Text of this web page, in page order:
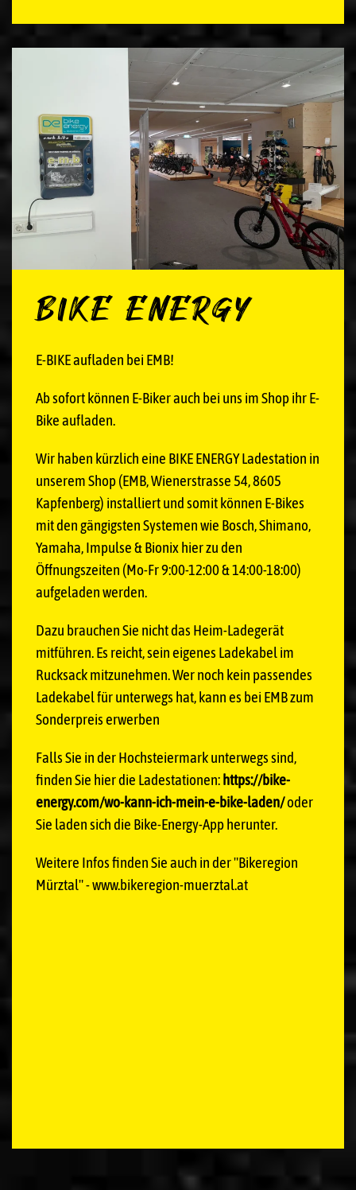
BIKE ENERGY
E-BIKE aufladen bei EMB!
Ab sofort können E-Biker auch bei uns im Shop ihr E-
Bike aufladen.
Wir haben kürzlich eine BIKE ENERGY Ladestation in
unserem Shop (EMB, Wienerstrasse 54, 8605
Kapfenberg) installiert und somit können E-Bikes
mit den gängigsten Systemen wie Bosch, Shimano,
Yamaha, Impulse & Bionix hier zu den
Öffnungszeiten (Mo-Fr 9:00-12:00 & 14:00-18:00)
aufgeladen werden.
Dazu brauchen Sie nicht das Heim-Ladegerät
mitführen. Es reicht, sein eigenes Ladekabel im
Rucksack mitzunehmen. Wer noch kein passendes
Ladekabel für unterwegs hat, kann es bei EMB zum
Sonderpreis erwerben
Falls Sie in der Hochsteiermark unterwegs sind,
finden Sie hier die Ladestationen:https://bike-
energy.com/wo-kann-ich-mein-e-bike-laden/oder
Sie laden sich die Bike-Energy-App herunter.
Weitere Infos finden Sie auch in der "Bikeregion
Mürztal" - www.bikeregion-muerztal.at